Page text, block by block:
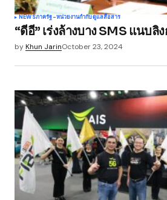
NEWSภาครัฐ-หน่วยงานกำกับดูแลสื่อสาร
“ดีอี” เร่งล้างบาง SMS แนบลิ
byKhun JarinOctober 23, 2024